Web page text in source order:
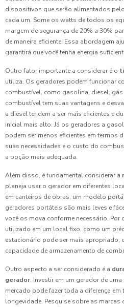
dispositivos que serão alimentados
cada um. Some os watts de todos os
margem de segurança de 20% a 30%
de maneira eficiente. Essa abordagem
garantirá que você tenha energia
Outro fator importante a considerar é o
utiliza. Os geradores podem funcionar
combustível, como gasolina, diesel,
combustível tem suas vantagens e
a diesel tendem a ser mais eficientes e
inicial mais alto. Já os geradores a
podem ser menos eficientes em termos
suas necessidades e o custo do
a opção mais adequada.
Além disso, é fundamental considerar a
planeja usar o gerador em diferentes
em canteiros de obras, um modelo
geradores portáteis são mais leves e
você os mova conforme necessário. Por
utilizado em um local fixo, como um
estacionário pode ser mais apropriado,
capacidade de armazenamento de
Outro aspecto a ser considerado é a
gerador. Investir em um gerador de
mercado pode fazer toda a diferença em
longevidade. Pesquise sobre as